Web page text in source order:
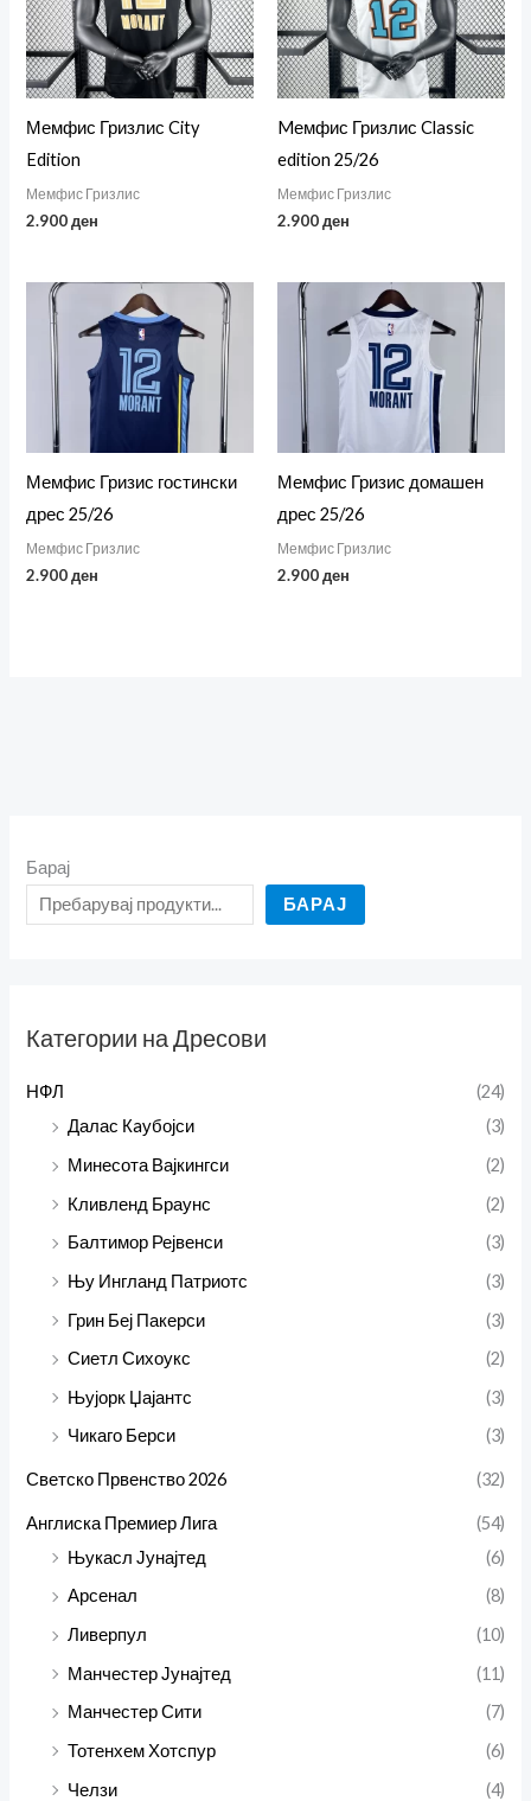
Барај
БАРАЈ
Категории на Дресови
НФЛ
(24)
Далас Кaубојси
(3)
Минесота Вајкингси
(2)
Кливленд Браунс
(2)
Балтимор Рејвенси
(3)
Њу Ингланд Патриотс
(3)
Грин Беј Пакерси
(3)
Сиетл Сихоукс
(2)
Њујорк Џајантс
(3)
Чикаго Берси
(3)
Светско Првенство 2026 (32)
Англиска Премиер Лига
(54)
Њукасл Јунајтед
(6)
Арсенал
(8)
Ливерпул
(10)
Манчестер Јунајтед
(11)
Манчестер Сити
(7)
Тотенхем Хотспур
(6)
Челзи
(4)
Мемфис Гризлис City
Edition
Мемфис Гризлис
2.900ден
Mемфис Гризлис Classic
edition 25/26
Мемфис Гризлис
2.900ден
Мемфис Гризис гостински
дрес 25/26
Мемфис Гризлис
2.900ден
Мемфис Гризис домашен
дрес 25/26
Мемфис Гризлис
2.900ден